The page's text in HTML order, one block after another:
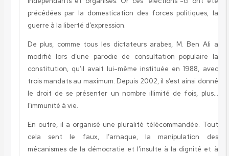
précédées par la domestication des forces politiques, la
guerre à la liberté d’expression.
De plus, comme tous les dictateurs arabes, M. Ben Ali a
modifié lors d’une parodie de consultation populaire la
constitution, qu’il avait lui-même instituée en 1988, avec
trois mandats au maximum. Depuis 2002, il s’est ainsi donné
le droit de se présenter un nombre illimité de fois, plus…
l’immunité à vie.
En outre, il a organisé une pluralité télécommandée. Tout
cela sent le faux, l’arnaque, la manipulation des
mécanismes de la démocratie et l’insulte à la dignité et à